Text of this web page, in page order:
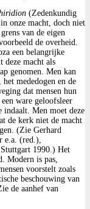
(Zedenkundig
onze macht, doch niet
van de eigen
de overheid.
een belangrijke
deze macht als
genomen. Men kan
, het mededogen en de
dat mensen hun
ware geloofsleer
Men moet deze
de kerk niet de macht
(Zie Gerhard
e.a. (red.),
1990.) Het
Modern is pas,
voorstelt zoals
beschouwing van
de aanhef van